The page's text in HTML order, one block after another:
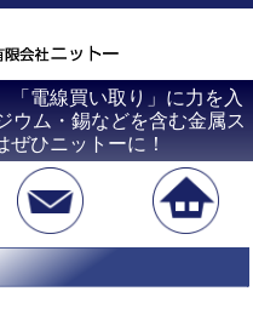
「電線買い取り」に力を入
ウム・錫などを含む金属ス
ぜひニットーに！